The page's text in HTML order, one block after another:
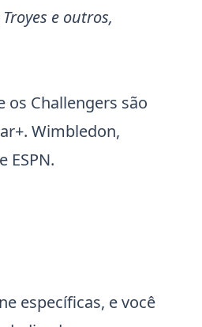
Troyes e outros,
os Challengers são
Wimbledon,
ESPN.
específicas, e você